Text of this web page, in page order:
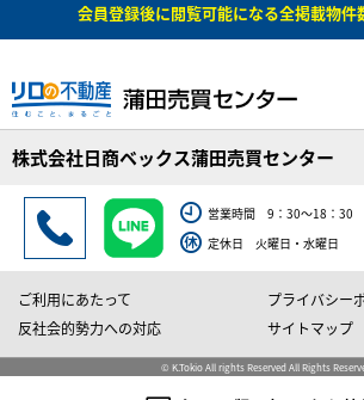
会員登録後に閲覧可能になる全掲載物件
株式会社日商ベックス蒲田売買センター
営業時間 9：30～18：30
定休日 火曜日・水曜日
ご利用にあたって
プライバシー
反社会的勢力への対応
サイトマップ
© K.Tokio All rights Reserved All Rights